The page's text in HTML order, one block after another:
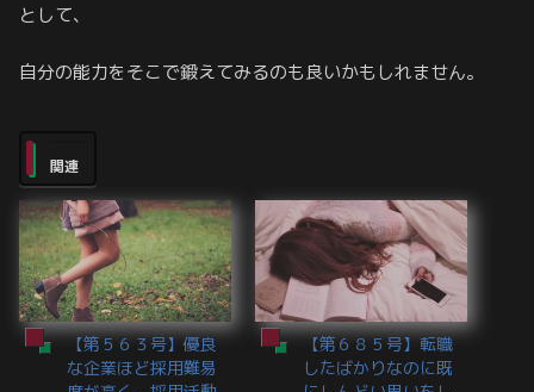
として、
自分の能力をそこで鍛えてみるのも良いかもしれません。
関連
【第５６３号】優良
な企業ほど採用難易
【第６８５号】転職
したばかりなのに既